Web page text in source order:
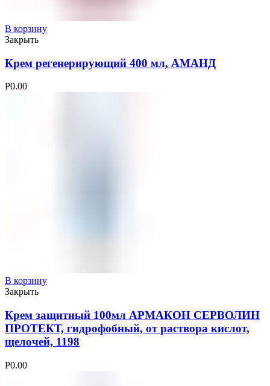
В корзину
Закрыть
Крем регенерирующий 400 мл, АМАНД
Р0.00
В корзину
Закрыть
Крем защитный 100мл АРМАКОН СЕРВОЛИН
ПРОТЕКТ, гидрофобный, от раствора кислот,
щелочей, 1198
Р0.00